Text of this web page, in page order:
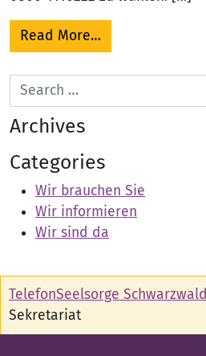
Read More…
Search for:
Archives
Categories
Wir brauchen Sie
Wir informieren
Wir sind da
TelefonSeelsorge
Sekretariat